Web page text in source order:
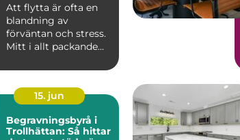
Att flytta är ofta en
blandning av
förväntan och stress.
Mitt i allt packande
som ...
15. jun
Begravningsbyrå i
Trollhättan: Så hittar